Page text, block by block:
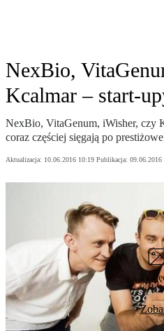
NexBio,
Kcalmar – start-
NexBio, VitaGenum, iWisher, czy
coraz częściej sięgają po
Aktualizacja: 10.06.2016 10:19 Publikacja: 09.06.2016
3